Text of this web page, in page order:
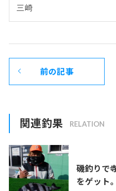
三崎
前の記事
関連釣果
磯釣りで
をゲット。